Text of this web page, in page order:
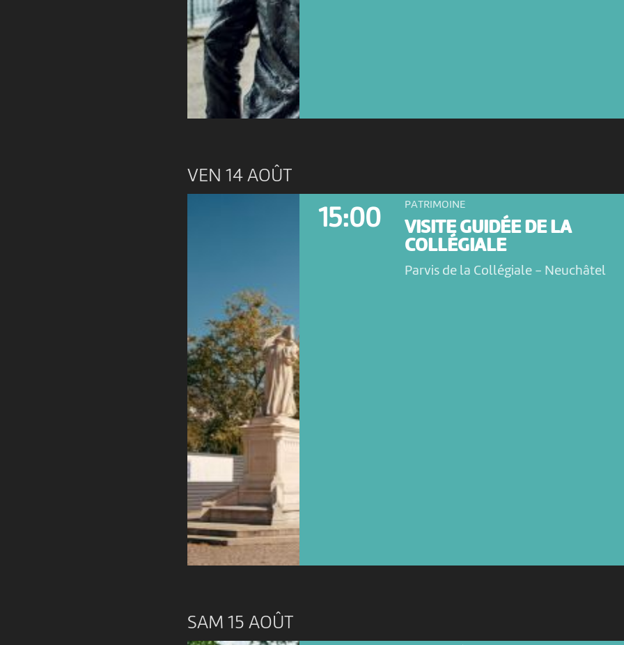
VEN 14 AOÛT
15:00 PATRIMOINE
VISITE GUIDÉE DE LA
COLLÉGIALE
Parvis de la Collégiale - Neuchâtel
SAM 15 AOÛT